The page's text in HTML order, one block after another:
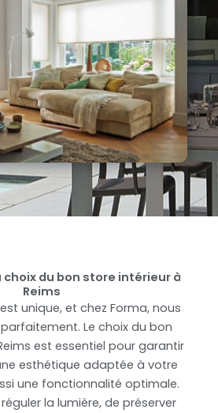
du bon store intérieur à
Reims
unique, et chez Forma, nous
Le choix du bon
est essentiel pour garantir
esthétique adaptée à votre
une fonctionnalité optimale.
réguler la lumière, de préserver